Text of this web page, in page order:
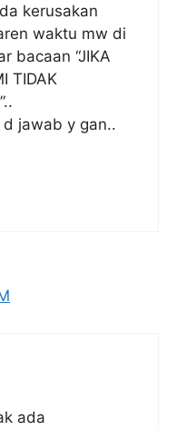
kerusakan
waktu mw di
bacaan “JIKA
TIDAK
jawab y gan..
ada